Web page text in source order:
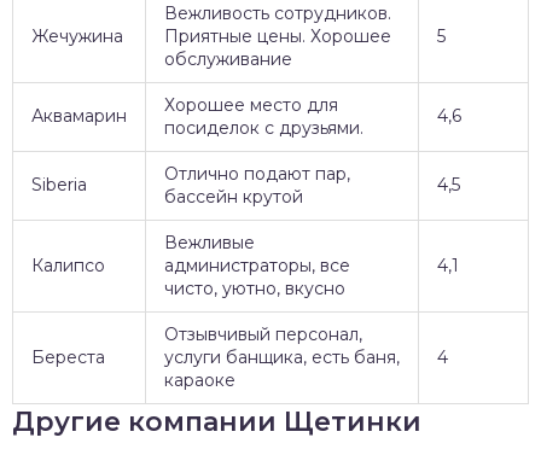
Жечужина
Вежливость сотрудников.
Приятные цены. Хорошее
обслуживание
5
Аквамарин
Хорошее место для
посиделок с друзьями.
4,6
Siberia
Отлично подают пар,
бассейн крутой
4,5
Калипсо
Вежливые
администраторы, все
чисто, уютно, вкусно
4,1
Береста
Отзывчивый персонал,
услуги банщика, есть баня,
караоке
4
Другие компании Щетинки